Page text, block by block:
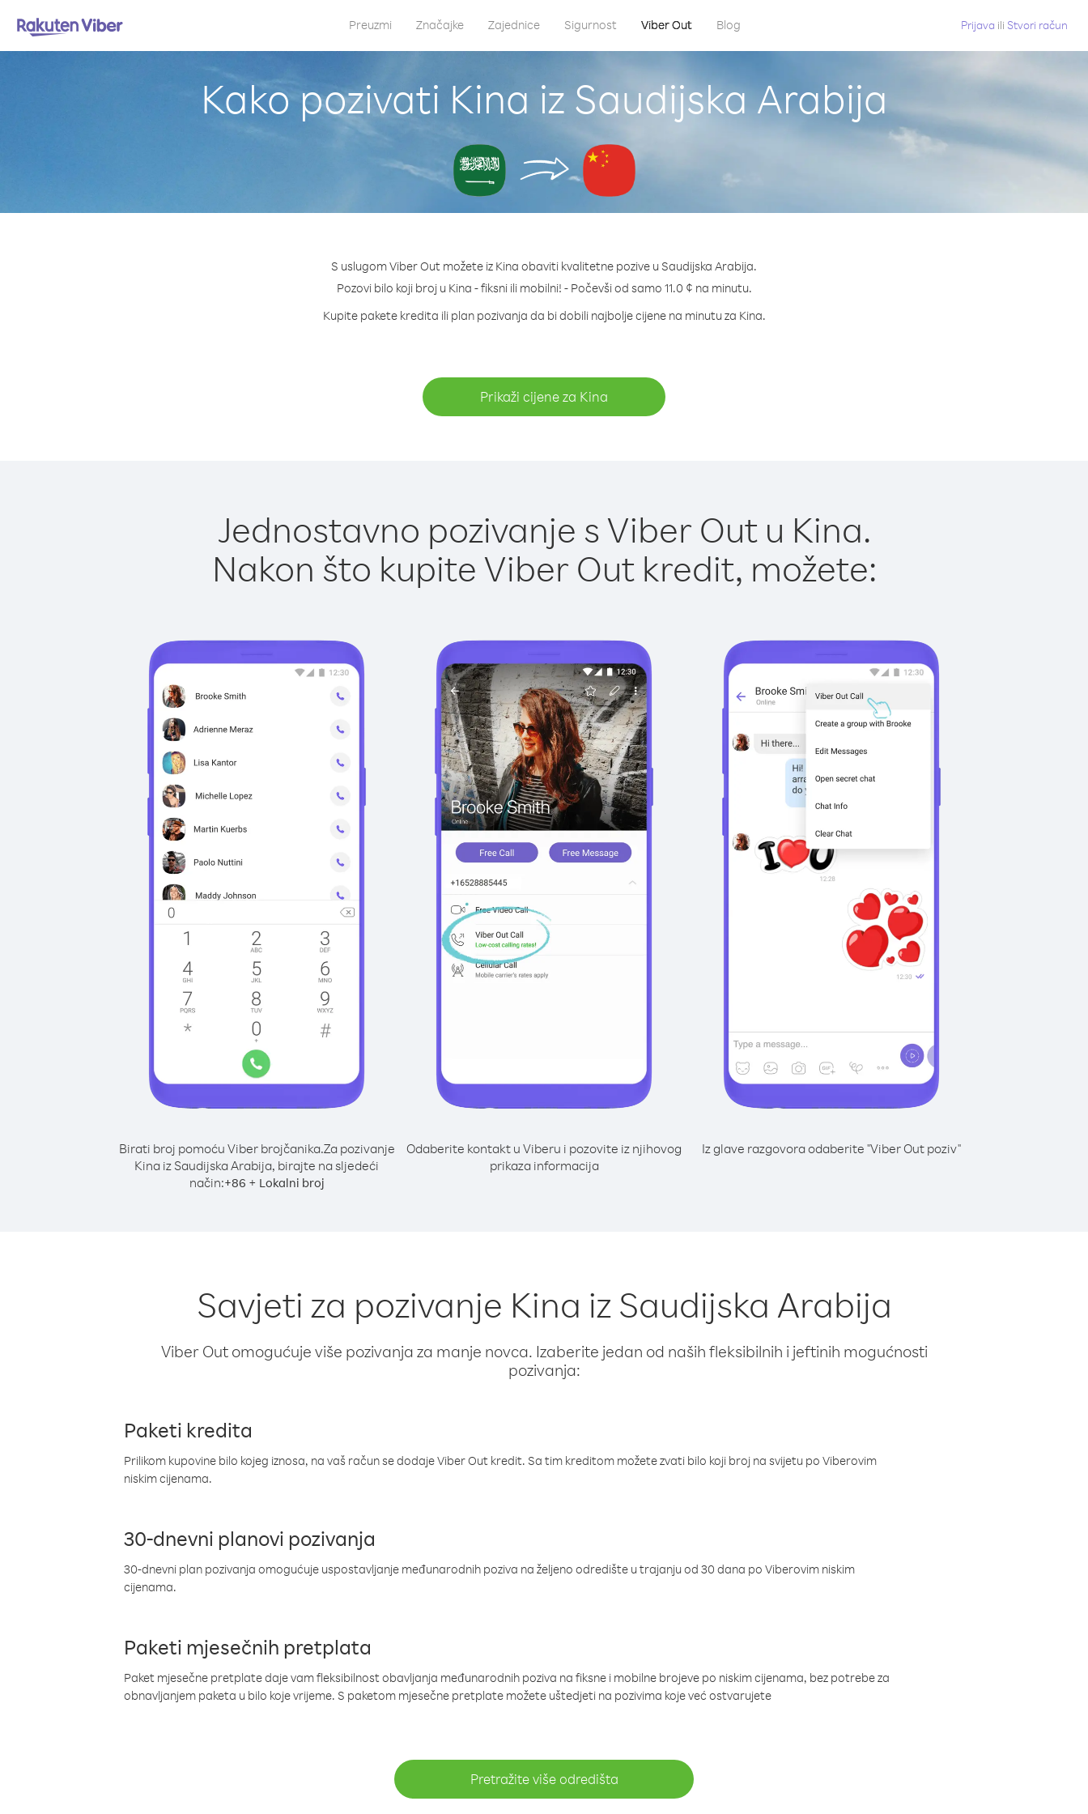
Preuzmi Značajke Zajednice Sigurnost Viber Out Blog Prijava ili Stvori račun
Kako pozivati Kina iz Saudijska Arabija
S uslugom Viber Out možete iz Kina obaviti kvalitetne pozive u Saudijska Arabija.
Pozovi bilo koji broj u Kina - fiksni ili mobilni! - Počevši od samo 11.0 ¢ na minutu.
Kupite pakete kredita ili plan pozivanja da bi dobili najbolje cijene na minutu za Kina.
Prikaži cijene za Kina
Jednostavno pozivanje s Viber Out u Kina.
Nakon što kupite Viber Out kredit, možete:
Birati broj pomoću Viber brojčanika.Za pozivanje
Kina iz Saudijska Arabija, birajte na sljedeći
način:+86 + Lokalni broj
Odaberite kontakt u Viberu i pozovite iz njihovog
prikaza informacija
Iz glave razgovora odaberite "Viber Out poziv"
Savjeti za pozivanje Kina iz Saudijska Arabija
Viber Out omogućuje više pozivanja za manje novca. Izaberite jedan od naših fleksibilnih i jeftinih mogućnosti
pozivanja:
Paketi kredita
Prilikom kupovine bilo kojeg iznosa, na vaš račun se dodaje Viber Out kredit. Sa tim kreditom možete zvati bilo koji broj na svijetu po Viberovim
niskim cijenama.
30-dnevni planovi pozivanja
30-dnevni plan pozivanja omogućuje uspostavljanje međunarodnih poziva na željeno odredište u trajanju od 30 dana po Viberovim niskim
cijenama.
Paketi mjesečnih pretplata
Paket mjesečne pretplate daje vam fleksibilnost obavljanja međunarodnih poziva na fiksne i mobilne brojeve po niskim cijenama, bez potrebe za
obnavljanjem paketa u bilo koje vrijeme. S paketom mjesečne pretplate možete uštedjeti na pozivima koje već ostvarujete
Pretražite više odredišta